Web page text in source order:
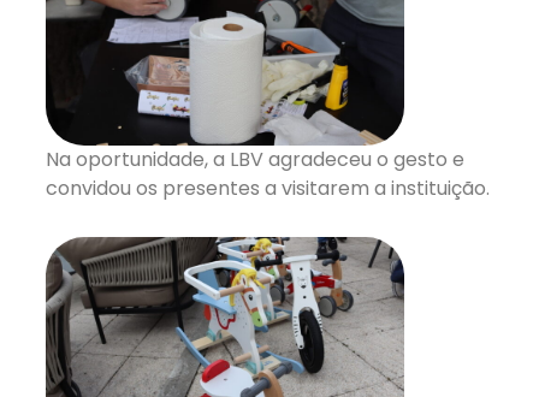
Na oportunidade, a LBV agradeceu o gesto e
convidou os presentes a visitarem a instituição.